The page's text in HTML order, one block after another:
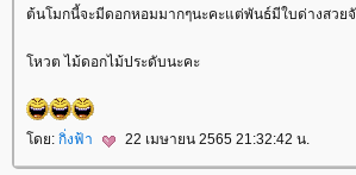
ต้นโมกนี้จะมีดอกหอมมากๆนะคะแต่พันธ์มีใบด่างสวยจั
หวต ไม้ดอกไม้ประดับนะคะ
ดย: กิ่งฟ้า 22 เมษายน 2565 21:32:42 น.